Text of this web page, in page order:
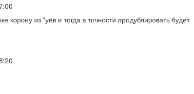
корону из *уёв и тогда в точности продублировать будет